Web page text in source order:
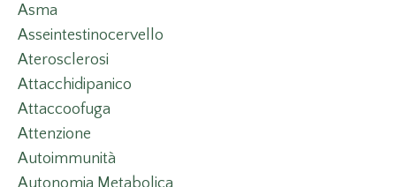
Asma
Asseintestinocervello
Aterosclerosi
Attacchidipanico
Attaccoofuga
Attenzione
Autoimmunità
Autonomia Metabolica